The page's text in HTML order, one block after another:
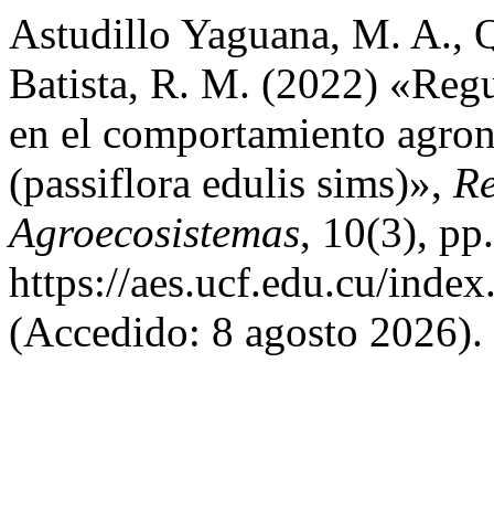
Astudillo Yaguana, M. A.,
Batista, R. M. (2022)
en el comportamiento
(passiflora edulis sims)»,
Agroecosistemas, 10(3),
https://aes.ucf.edu.cu/
(Accedido: 8 agosto 2026).